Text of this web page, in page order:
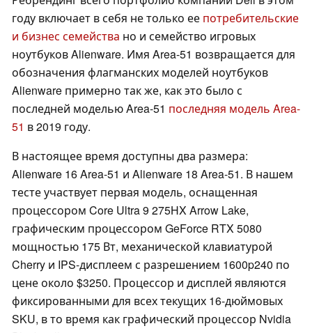
году включает в себя не только ее потребительские
и бизнес семейства но и семейство игровых
ноутбуков Alienware. Имя Area-51 возвращается для
обозначения флагманских моделей ноутбуков
Alienware примерно так же, как это было с
последней моделью Area-51 последняя модель Area-
51 в 2019 году.
В настоящее время доступны два размера:
Alienware 16 Area-51 и Alienware 18 Area-51. В нашем
тесте участвует первая модель, оснащенная
процессором Core Ultra 9 275HX Arrow Lake,
графическим процессором GeForce RTX 5080
мощностью 175 Вт, механической клавиатурой
Cherry и IPS-дисплеем с разрешением 1600p240 по
цене около $3250. Процессор и дисплей являются
фиксированными для всех текущих 16-дюймовых
SKU, в то время как графический процессор Nvidia